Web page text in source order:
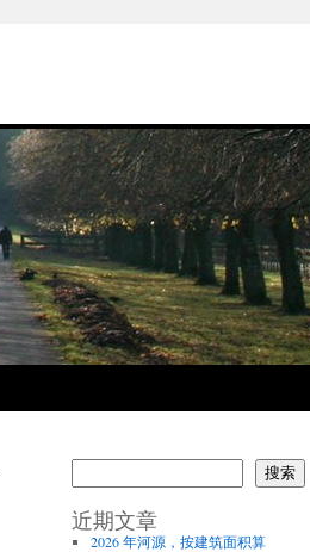
搜索
近期文章
2026 年河源，按建筑面积算